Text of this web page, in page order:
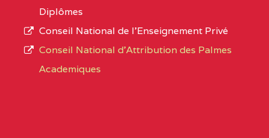
BAMENDA
BAPTIST COMPREHENSIVE COLLEGE
L’offre
d’éducation
de
Diplômes
Conseil National de l’Enseignement Privé
Conseil National d'Attribution des Palmes
Academiques